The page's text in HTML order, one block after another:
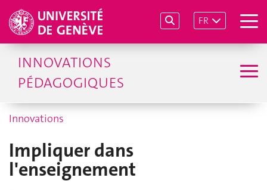
FR
INNOVATIONS
PÉDAGOGIQUES
Innovations
Impliquer dans
l'enseignement